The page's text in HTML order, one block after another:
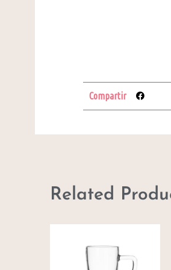
Compartir
Related